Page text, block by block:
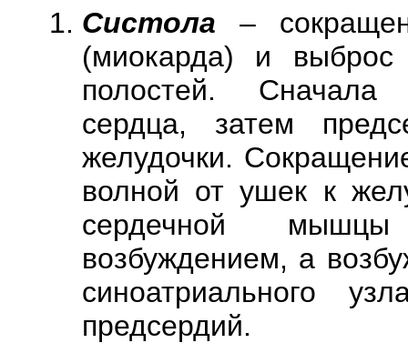
Систола –
(миокарда) и
полостей.
сердца, затем
желудочки.
волной от ушек к
сердечной
возбуждением, а
синоатриального
предсердий.